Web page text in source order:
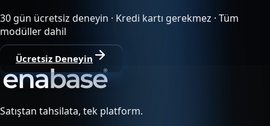
30 gün ücretsiz deneyin · Kredi kartı gerekmez · Tüm
modüller dahil
Ücretsiz Deneyin
Satıştan tahsilata, tek platform.